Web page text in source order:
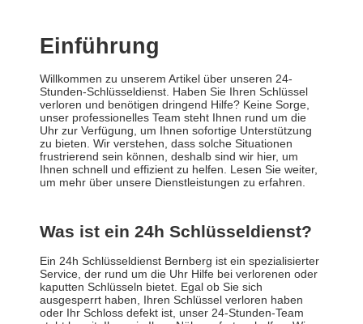
Einführung
Willkommen zu unserem Artikel über unseren 24-
Stunden-Schlüsseldienst. Haben Sie Ihren Schlüssel
verloren und benötigen dringend Hilfe? Keine Sorge,
unser professionelles Team steht Ihnen rund um die
Uhr zur Verfügung, um Ihnen sofortige Unterstützung
zu bieten. Wir verstehen, dass solche Situationen
frustrierend sein können, deshalb sind wir hier, um
Ihnen schnell und effizient zu helfen. Lesen Sie weiter,
um mehr über unsere Dienstleistungen zu erfahren.
Was ist ein 24h Schlüsseldienst?
Ein 24h Schlüsseldienst Bernberg ist ein spezialisierter
Service, der rund um die Uhr Hilfe bei verlorenen oder
kaputten Schlüsseln bietet. Egal ob Sie sich
ausgesperrt haben, Ihren Schlüssel verloren haben
oder Ihr Schloss defekt ist, unser 24-Stunden-Team